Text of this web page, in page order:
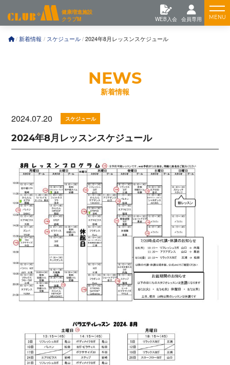
テ
健康増進施設
クラブM
WEB入会 会員専用
Feature
Training
新着情報 スケジュール 2024年8月レッスンスケジュール
新着情報
2024.07.20 スケジュール
2024年8月レッスンスケジュール